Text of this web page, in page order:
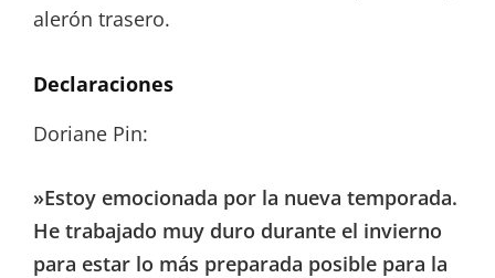
alerón trasero.
Declaraciones
Doriane Pin:
»Estoy emocionada por la nueva temporada.
He trabajado muy duro durante el invierno
para estar lo más preparada posible para la